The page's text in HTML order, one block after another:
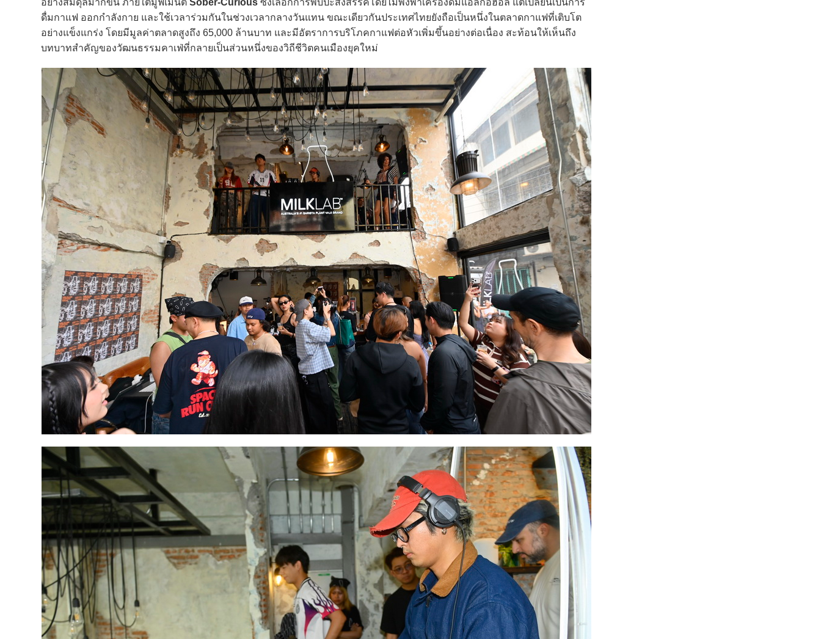
อย่างสมดุลมากขึ้น ภายใต้มูฟเมนต์ Sober-Curious ซึ่งเลือกการพบปะสังสรรค์โดยไม่พึ่งพาเครื่องดื่มแอลกอฮอล์ แต่เปลี่ยนเป็นการ
ดื่มกาแฟ ออกกำลังกาย และใช้เวลาร่วมกันในช่วงเวลากลางวันแทน ขณะเดียวกันประเทศไทยยังถือเป็นหนึ่งในตลาดกาแฟที่เติบโต
อย่างแข็งแกร่ง โดยมีมูลค่าตลาดสูงถึง 65,000 ล้านบาท และมีอัตราการบริโภคกาแฟต่อหัวเพิ่มขึ้นอย่างต่อเนื่อง สะท้อนให้เห็นถึง
บทบาทสำคัญของวัฒนธรรมคาเฟ่ที่กลายเป็นส่วนหนึ่งของวิถีชีวิตคนเมืองยุคใหม่